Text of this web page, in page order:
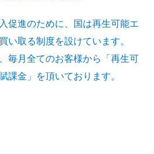
促進のために、国は再生可能エ
い取る制度を設けています。
毎月全てのお客様から「再生可
課金」を頂いております。